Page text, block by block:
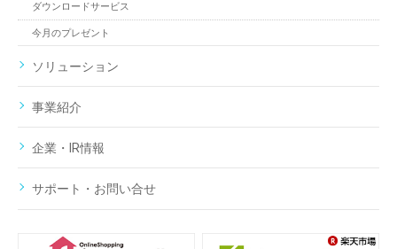
ダウンロードサービス
今月のプレゼント
ソリューション
事業紹介
企業・IR情報
サポート・お問い合せ